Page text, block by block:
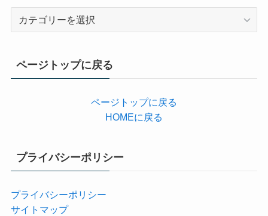
ページトップに戻る
ページトップに戻る
HOMEに戻る
プライバシーポリシー
プライバシーポリシー
サイトマップ